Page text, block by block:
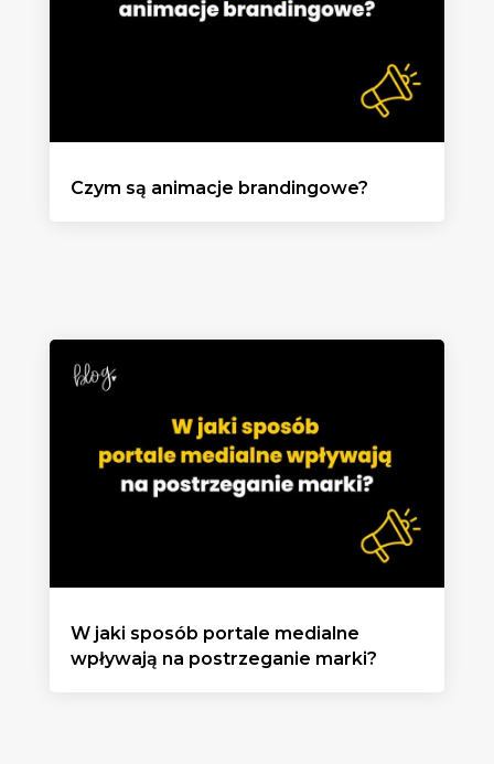
Czym są animacje brandingowe?
W jaki sposób portale medialne
wpływają na postrzeganie marki?